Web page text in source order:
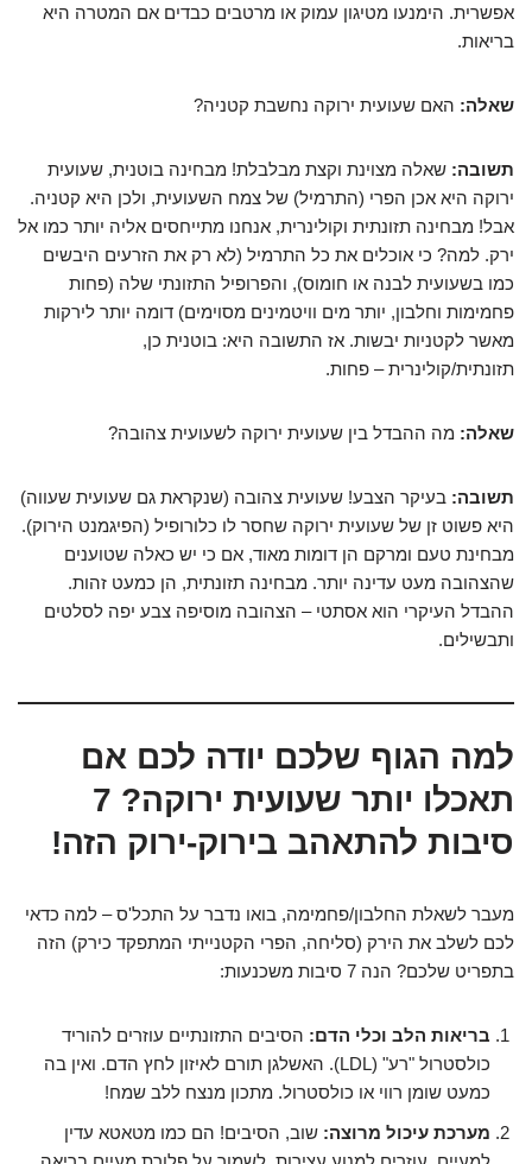
אפשרית. הימנעו מטיגון עמוק או מרטבים כבדים אם המטרה היא
בריאות.
שאלה: האם שעועית ירוקה נחשבת קטניה?
תשובה: שאלה מצוינת וקצת מבלבלת! מבחינה בוטנית, שעועית
ירוקה היא אכן הפרי (התרמיל) של צמח השעועית, ולכן היא קטניה.
אבל! מבחינה תזונתית וקולינרית, אנחנו מתייחסים אליה יותר כמו אל
ירק. למה? כי אוכלים את כל התרמיל (לא רק את הזרעים היבשים
כמו בשעועית לבנה או חומוס), והפרופיל התזונתי שלה (פחות
פחמימות וחלבון, יותר מים וויטמינים מסוימים) דומה יותר לירקות
מאשר לקטניות יבשות. אז התשובה היא: בוטנית כן,
תזונתית/קולינרית – פחות.
שאלה: מה ההבדל בין שעועית ירוקה לשעועית צהובה?
תשובה: בעיקר הצבע! שעועית צהובה (שנקראת גם שעועית שעווה)
היא פשוט זן של שעועית ירוקה שחסר לו כלורופיל (הפיגמנט הירוק).
מבחינת טעם ומרקם הן דומות מאוד, אם כי יש כאלה שטוענים
שהצהובה מעט עדינה יותר. מבחינה תזונתית, הן כמעט זהות.
ההבדל העיקרי הוא אסתטי – הצהובה מוסיפה צבע יפה לסלטים
ותבשילים.
למה הגוף שלכם יודה לכם אם
תאכלו יותר שעועית ירוקה? 7
סיבות להתאהב בירוק-ירוק הזה!
מעבר לשאלת החלבון/פחמימה, בואו נדבר על התכל'ס – למה כדאי
לכם לשלב את הירק (סליחה, הפרי הקטנייתי המתפקד כירק) הזה
בתפריט שלכם? הנה 7 סיבות משכנעות:
בריאות הלב וכלי הדם: הסיבים התזונתיים עוזרים להוריד
כולסטרול "רע" (LDL). האשלגן תורם לאיזון לחץ הדם. ואין בה
כמעט שומן רווי או כולסטרול. מתכון מנצח ללב שמח!
מערכת עיכול מרוצה: שוב, הסיבים! הם כמו מטאטא עדין